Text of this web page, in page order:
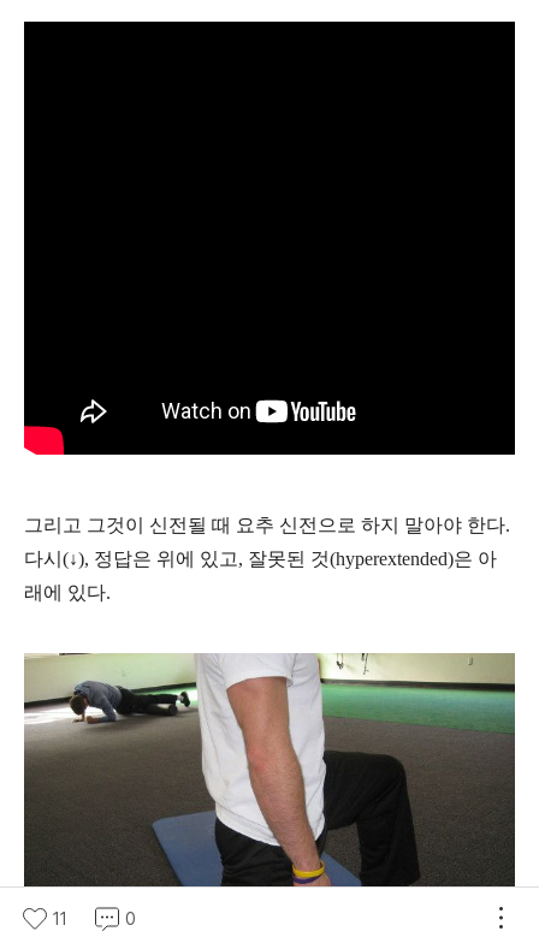
그리고 그것이 신전될 때 요추 신전으로 하지 말아야 한다.
다시(↓), 정답은 위에 있고, 잘못된 것(hyperextended)은 아
래에 있다.
11 0